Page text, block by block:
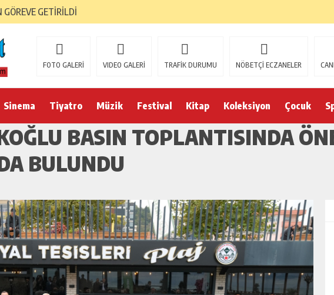
GETİRİLDİ
FOTO GALERİ VIDEO GALERİ TRAFİK DURUMU NÖBETÇİ ECZANELER
Sinema Tiyatro Müzik Festival Kitap Koleksiyon Çocuk
BASIN TOPLANTISINDA
BULUNDU